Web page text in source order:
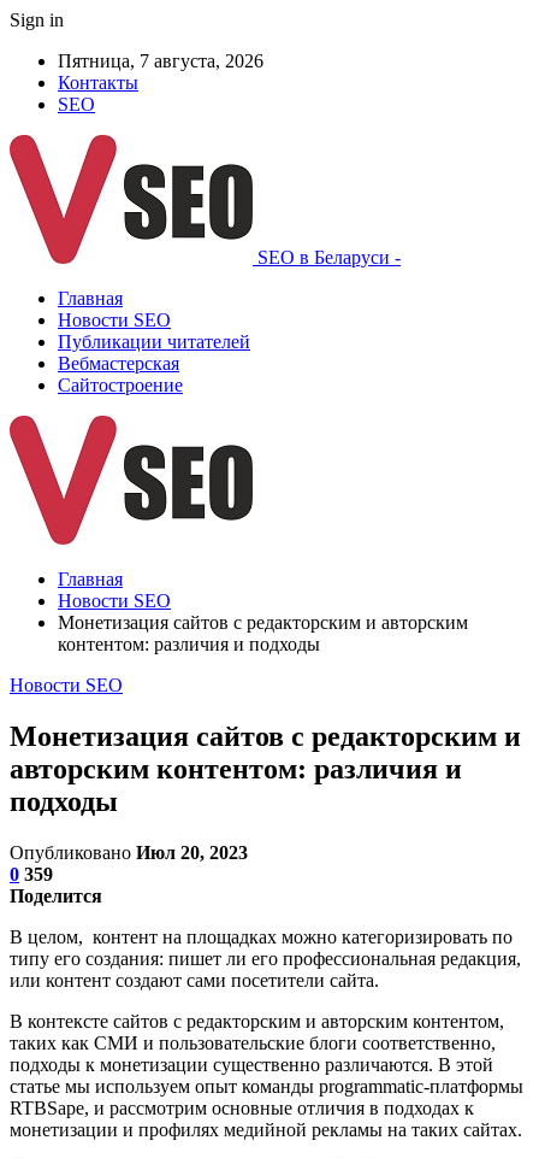
Sign in
Пятница, 7 августа, 2026
Контакты
SEO
SEO в Беларуси -
Главная
Новости SEO
Публикации читателей
Вебмастерская
Сайтостроение
Главная
Новости SEO
Монетизация сайтов с редакторским и авторским
контентом: различия и подходы
Новости SEO
Монетизация сайтов с редакторским и
авторским контентом: различия и
подходы
Опубликовано Июл 20, 2023
0 359
Поделится
В целом, контент на площадках можно категоризировать по
типу его создания: пишет ли его профессиональная редакция,
или контент создают сами посетители сайта.
В контексте сайтов с редакторским и авторским контентом,
таких как СМИ и пользовательские блоги соответственно,
подходы к монетизации существенно различаются. В этой
статье мы используем опыт команды programmatic-платформы
RTBSape, и рассмотрим основные отличия в подходах к
монетизации и профилях медийной рекламы на таких сайтах.